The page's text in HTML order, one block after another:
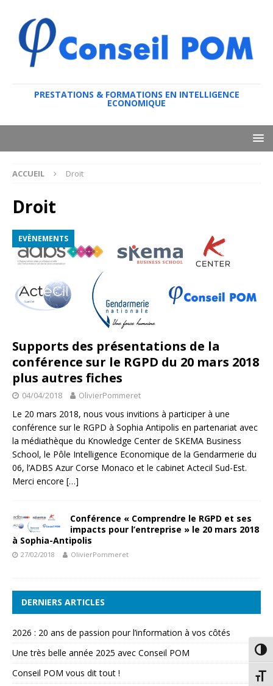
PRESTATIONS & FORMATIONS EN INTELLIGENCE
ECONOMIQUE
ACCUEIL Droit
Droit
EVÈNEMENTS
Supports des présentations de la
conférence sur le RGPD du 20 mars 2018
plus autres fiches
04/04/2018 OlivierPommeret
Le 20 mars 2018, nous vous invitions à participer à une
conférence sur le RGPD à Sophia Antipolis en partenariat avec
la médiathèque du Knowledge Center de SKEMA Business
School, le Pôle Intelligence Economique de la Gendarmerie du
06, l’ADBS Azur Corse Monaco et le cabinet Actecil Sud-Est.
Merci encore […]
Conférence « Comprendre le RGPD et ses
impacts pour l’entreprise » le 20 mars 2018
à Sophia-Antipolis
27/02/2018 OlivierPommeret
DERNIERS ARTICLES
2026 : 20 ans de passion pour l’information à vos côtés
Une très belle année 2025 avec Conseil POM
Conseil POM vous dit tout !